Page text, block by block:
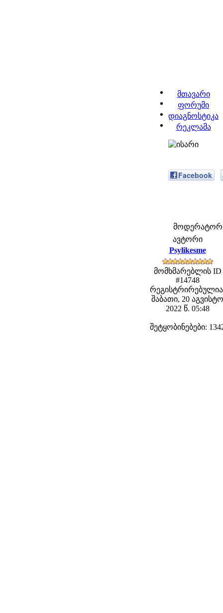
მთავარი
ფორუმი
დიაგნოსტიკა
რეკლამა
Facebook
ავტორი
Psylikesme
მომხმარებლის ID
#14748
შაბათი, 20 აგვისტო
2022 წ. 05:48
შეტყობინებები: